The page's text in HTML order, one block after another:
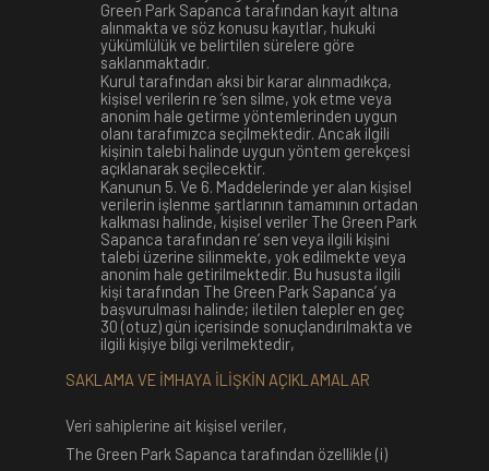
Green Park Sapanca tarafından kayıt altına
alınmakta ve söz konusu kayıtlar, hukuki
yükümlülük ve belirtilen sürelere göre
saklanmaktadır.
Kurul tarafından aksi bir karar alınmadıkça,
kişisel verilerin re ’sen silme, yok etme veya
anonim hale getirme yöntemlerinden uygun
olanı tarafımızca seçilmektedir. Ancak ilgili
kişinin talebi halinde uygun yöntem gerekçesi
açıklanarak seçilecektir.
Kanunun 5. Ve 6. Maddelerinde yer alan kişisel
verilerin işlenme şartlarının tamamının ortadan
kalkması halinde, kişisel veriler The Green Park
Sapanca tarafından re’ sen veya ilgili kişini
talebi üzerine silinmekte, yok edilmekte veya
anonim hale getirilmektedir. Bu hususta ilgili
kişi tarafından The Green Park Sapanca’ ya
başvurulması halinde; iletilen talepler en geç
30 (otuz) gün içerisinde sonuçlandırılmakta ve
ilgili kişiye bilgi verilmektedir,
SAKLAMA VE İMHAYA İLİŞKİN AÇIKLAMALAR
Veri sahiplerine ait kişisel veriler,
The Green Park Sapanca tarafından özellikle (i)